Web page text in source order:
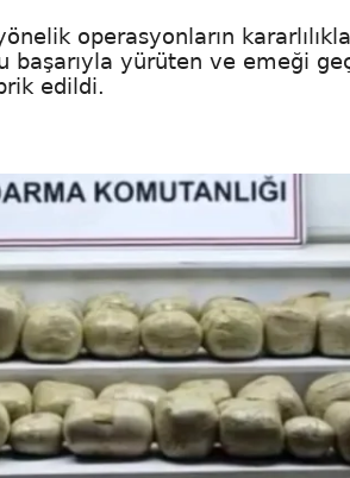
operasyonların
başarıyla yürüten ve emeği
edildi.